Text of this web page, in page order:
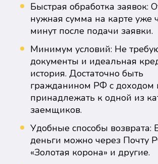
Быстрая обработка заявок:
нужная сумма на карте уже
минут после подачи заявки.
Минимум условий: Не
документы и идеальная
история. Достаточно быть
гражданином РФ с доходом
принадлежать к одной из
заемщиков.
Удобные способы возврата:
деньги можно через Почту
«Золотая корона» и другие.